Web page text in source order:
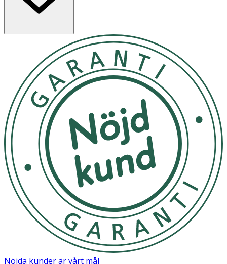
efter önskemål. För en doft som varar längre, applicera
peach, amber Doftkaraktär: Fruktig, positiv och lekfull
Spraya din Body mist cirka 10 cm från hår eller kropp,
efter önskemål. Önskar du en doft som varar längre,
applicera på återfuktad hud.
Förvara i rumstemperatur, skyddad från direkt solljus.
OK för gravida och ammande:
Ja
Ingredienser:
Aqua (Water), Polyglyceryl-6 Caprylate, Polyglyceryl-4
Caprate, Alcohol Denat., Parfum (Fragrance), Glycerin,
Polyglyceryl-6 Oleate, Propanediol, Mentha Piperita
(Peppermint) Leaf Water, Phenoxyethanol, Butylene
Glycol, Chlorphenesin, Lactic Acid, Calendula Officinalis
Flower Extract, Aloe Barbadensis Leaf Extract, Panthenol,
Sodium Hyaluronate, Potassium Sorbate, Denatonium
Benzoate, Tetramethyl Acetyloctahydronaphthalenes,
Linalool, Geranyl Acetate, Citral, Coumarin, Isoeugenyl
Nöjda kunder är vårt mål